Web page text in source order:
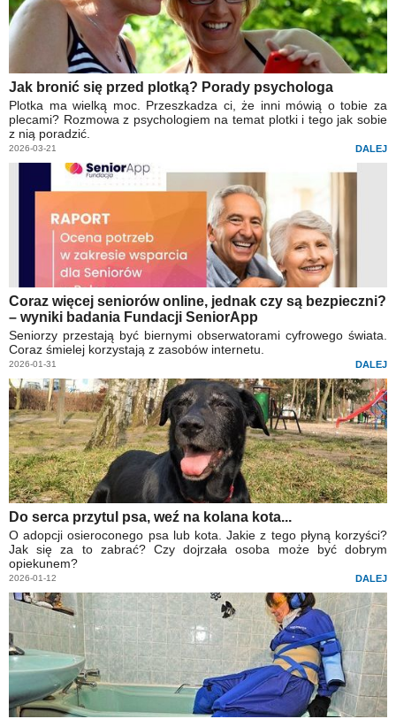
Jak bronić się przed plotką? Porady psychologa
Plotka ma wielką moc. Przeszkadza ci, że inni mówią o tobie za
plecami? Rozmowa z psychologiem na temat plotki i tego jak sobie
z nią poradzić.
2026-03-21 DALEJ
Coraz więcej seniorów online, jednak czy są bezpieczni?
– wyniki badania Fundacji SeniorApp
Seniorzy przestają być biernymi obserwatorami cyfrowego świata.
Coraz śmielej korzystają z zasobów internetu.
2026-01-31 DALEJ
Do serca przytul psa, weź na kolana kota...
O adopcji osieroconego psa lub kota. Jakie z tego płyną korzyści?
Jak się za to zabrać? Czy dojrzała osoba może być dobrym
opiekunem?
2026-01-12 DALEJ